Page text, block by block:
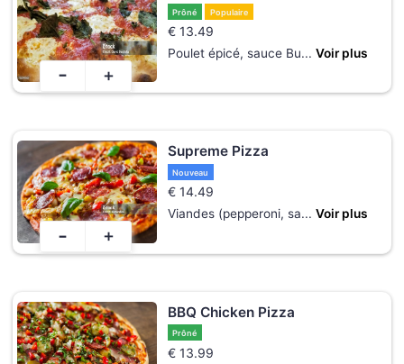
Prôné Populaire
€ 13.49
Poulet épicé, sauce Bu... Voir plus
- +
Supreme Pizza
Nouveau
€ 14.49
Viandes (pepperoni, sa... Voir plus
- +
BBQ Chicken Pizza
Prôné
€ 13.99